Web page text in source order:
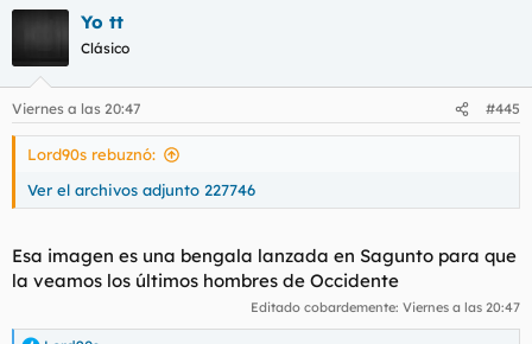
Yo tt
Clásico
Viernes a las 20:47 #445
Lord90s rebuznó:
Ver el archivos adjunto 227746
Esa imagen es una bengala lanzada en Sagunto para que
la veamos los últimos hombres de Occidente
Editado cobardemente: Viernes a las 20:47